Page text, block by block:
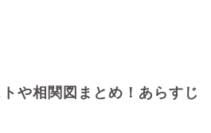
トや相関図まとめ！あらすじ